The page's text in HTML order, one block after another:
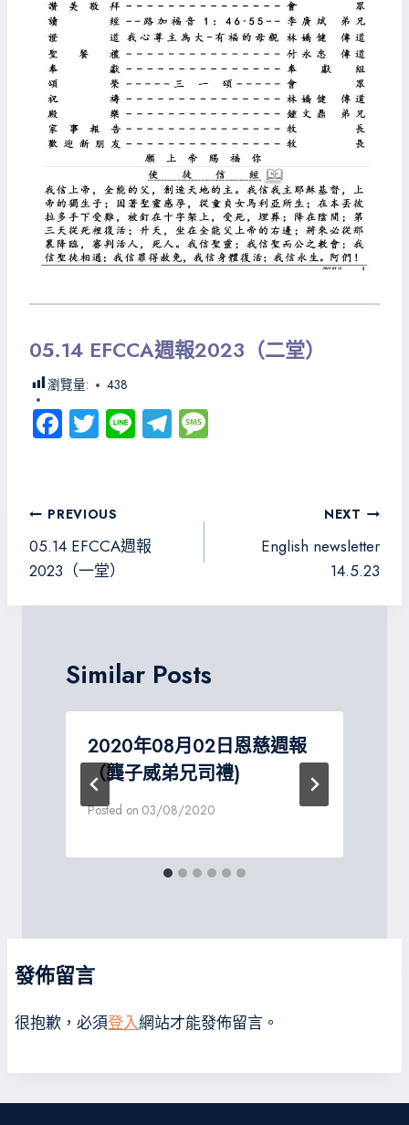
05.14 EFCCA週報2023（二堂）
瀏覽量: 438
Fa
ce
o
ok
T
wi
er
Li
ne
Te
le
文
章
導
覽
PREVIOUS
05.14 EFCCA週報
2023（一堂）
NEXT
English newsletter
14.5.23
Similar Posts
2020年08月02日恩慈週報
（龔子威弟兄司禮)
Posted on 03/08/2020
發佈留言
很抱歉，必須登入網站才能發佈留言。